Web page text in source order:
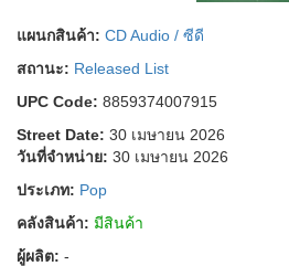
แผนกสินค้า: CD Audio / ซีดี
สถานะ: Released List
UPC Code: 8859374007915
Street Date: 30 เมษายน 2026
วันที่จำหน่าย: 30 เมษายน 2026
ประเภท: Pop
คลังสินค้า: มีสินค้า
ผู้ผลิต: -